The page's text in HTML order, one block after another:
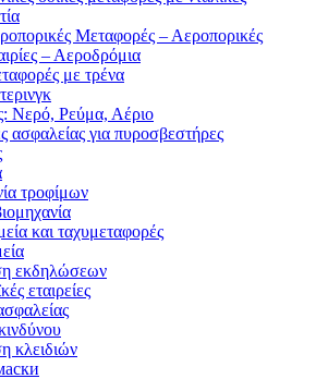
Μεταφορές – Αεροπορικές
– Αεροδρόμια
με τρένα
Νερό, Ρεύμα, Αέριο
ασφαλείας για πυροσβεστήρες
τροφίμων
και ταχυμεταφορές
εκδηλώσεων
εταιρείες
κλειδιών